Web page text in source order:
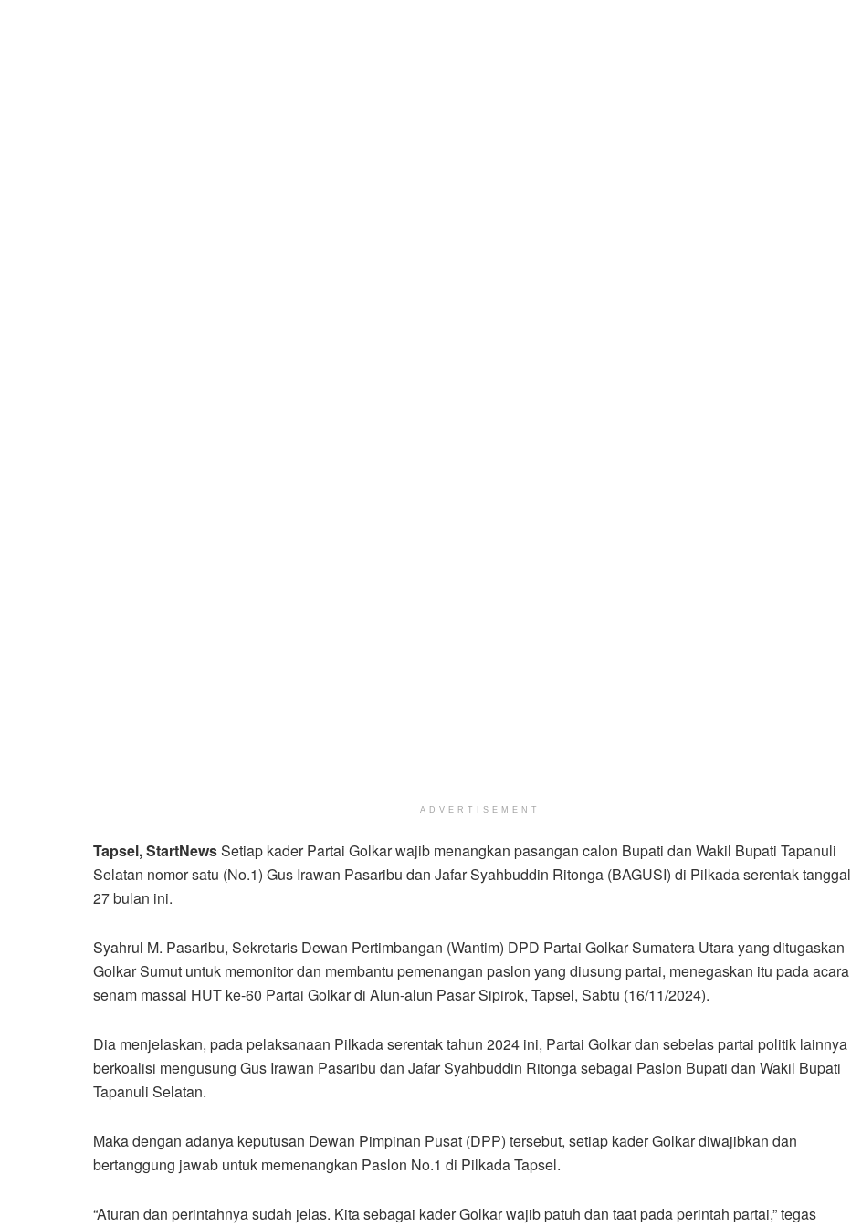
ADVERTISEMENT
Tapsel, StartNewsSetiap kader Partai Golkar wajib menangkan pasangan calon Bupati dan Wakil Bupati Tapanuli
Selatan nomor satu (No.1) Gus Irawan Pasaribu dan Jafar Syahbuddin Ritonga (BAGUSI) di Pilkada serentak tanggal
27 bulan ini.
Syahrul M. Pasaribu, Sekretaris Dewan Pertimbangan (Wantim) DPD Partai Golkar Sumatera Utara yang ditugaskan
Golkar Sumut untuk memonitor dan membantu pemenangan paslon yang diusung partai, menegaskan itu pada acara
senam massal HUT ke-60 Partai Golkar di Alun-alun Pasar Sipirok, Tapsel, Sabtu (16/11/2024).
Dia menjelaskan, pada pelaksanaan Pilkada serentak tahun 2024 ini, Partai Golkar dan sebelas partai politik lainnya
berkoalisi mengusung Gus Irawan Pasaribu dan Jafar Syahbuddin Ritonga sebagai Paslon Bupati dan Wakil Bupati
Tapanuli Selatan.
Maka dengan adanya keputusan Dewan Pimpinan Pusat (DPP) tersebut, setiap kader Golkar diwajibkan dan
bertanggung jawab untuk memenangkan Paslon No.1 di Pilkada Tapsel.
“Aturan dan perintahnya sudah jelas. Kita sebagai kader Golkar wajib patuh dan taat pada perintah partai,” tegas